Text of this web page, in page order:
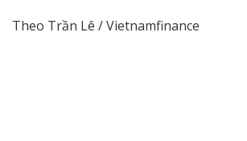
Theo Trần Lê / Vietnamfinance